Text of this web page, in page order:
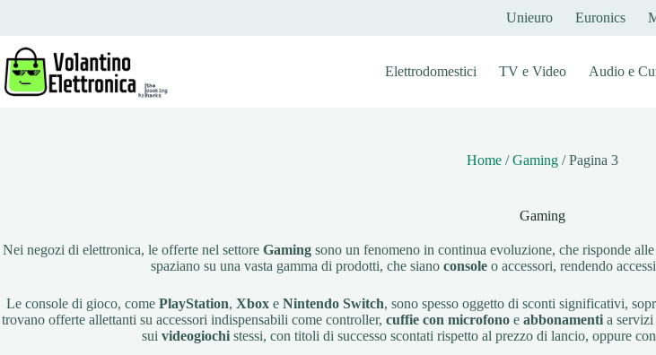
contenuto
Unieuro Euronics
Elettrodomestici TV e Video Audio e
Home /Gaming /Pagina 3
Gaming
Nei negozi di elettronica, le offerte nel settore Gaming sono un fenomeno in continua evoluzione, che risponde
spaziano su una vasta gamma di prodotti, che siano console o accessori, rendendo
Le console di gioco, comePlayStation,XboxeNintendo Switch, sono spesso oggetto di sconti significativi,
trovano offerte allettanti su accessori indispensabili come controller,cuffie con microfono eabbonamentia
sui videogiochi stessi, con titoli di successo scontati rispetto al prezzo di lancio, oppure